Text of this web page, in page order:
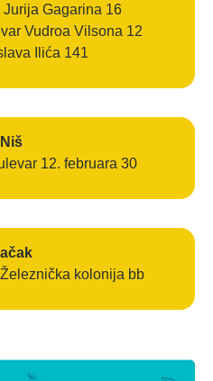
Jurija Gagarina 16
Vudroa Vilsona 12
Ilića 141
Niš
12. februara 30
kolonija bb